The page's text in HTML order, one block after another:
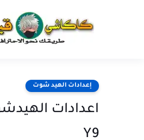
إعدادات الهيد شوت
Y9